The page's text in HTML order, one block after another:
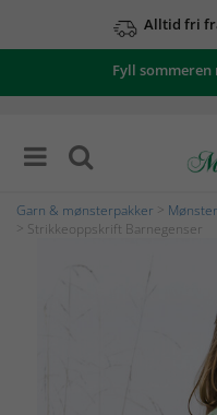
Alltid fri
Fyll
Garn & mønsterpakker
> Strikkeoppskrift Barnegenser